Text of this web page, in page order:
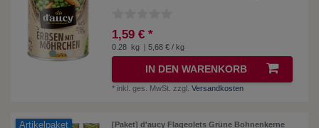
1,59 € *
0.28 kg | 5,68 € / kg
IN DEN WARENKORB
* inkl. ges. MwSt. zzgl.Versandkosten
Artikelpaket
[Paket] d'aucy Flageolets Grüne Bohnenkerne